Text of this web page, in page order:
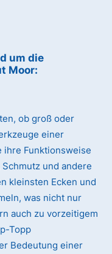
um die
Moor:
ob groß oder
einer
ihre Funktionsweise
und andere
kleinsten Ecken und
was nicht nur
auch zu vorzeitigem
Topp
Bedeutung einer